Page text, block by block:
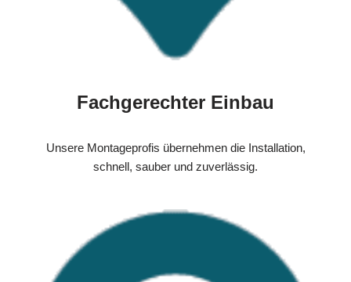
Fachgerechter Einbau
Unsere Montageprofis übernehmen die Installation,
schnell, sauber und zuverlässig.